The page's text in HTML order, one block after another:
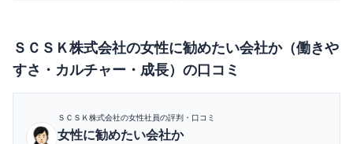
ＳＣＳＫ株式会社の女性に勧めたい会社か（働きや
すさ・カルチャー・成長） の口コミ
ＳＣＳＫ株式会社の女性社員の評判・口コミ
女性に勧めたい会社か